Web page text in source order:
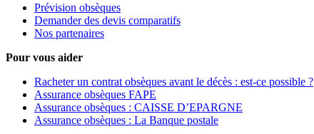
Prévision obsèques
Demander des devis comparatifs
Nos partenaires
Pour vous aider
Racheter un contrat obsèques avant le décès : est-ce possible ?
Assurance obsèques FAPE
Assurance obsèques : CAISSE D’EPARGNE
Assurance obsèques : La Banque postale